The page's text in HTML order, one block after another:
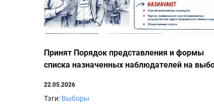
Принят Порядок представления и формы
списка назначенных наблюдателей на
22.05.2026
Тэги: Выборы